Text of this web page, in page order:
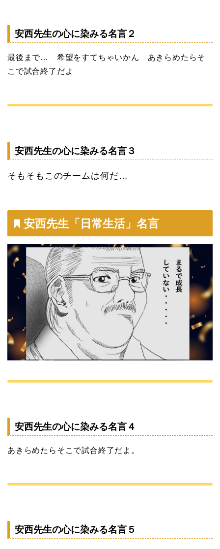
安西先生の心に染みる名言２
最後まで… 希望をすてちゃいかん あきらめたらそ
こで試合終了だよ
安西先生の心に染みる名言３
そもそもこのチームは何だ…
安西先生「日常生活」名言
安西先生の心に染みる名言４
あきらめたらそこで試合終了だよ。
安西先生の心に染みる名言５